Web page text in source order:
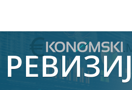
АКТУЕЛНО
ЕКОНОМИЈА